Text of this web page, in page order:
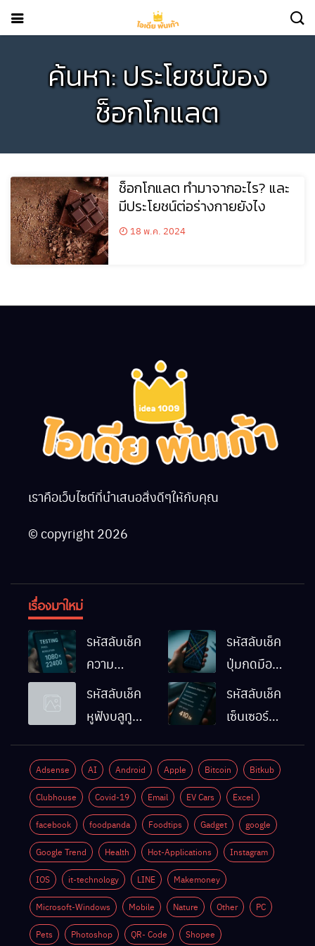
ค้นหา: ประโยชน์ของ
ช็อกโกแลต
ช็อกโกแลต ทำมาจากอะไร? และ
มีประโยชน์ต่อร่างกายยังไง
18 พ.ค. 2024
เราคือเว็บไซต์ที่นำเสนอสิ่งดีๆให้กับคุณ
© copyright 2026
เรื่องมาใหม่
รหัสลับเช็ค
ความ
ละเอียดหน้า
จอมือถือ
รหัสลับเช็ค
ปุ่มกดมือถือ
Android
ทำงานปกติ
รหัสลับเช็ค
หูฟังบลูทูธ
Android
ด้วยตัวเอง
รหัสลับเช็ค
เซ็นเซอร์
Android
ทำงานปกติ
ไหม
Adsense AI Android Apple Bitcoin Bitkub
Clubhouse Covid-19 Email EV Cars Excel
facebook foodpanda Foodtips Gadget google
Google Trend Health Hot-Applications Instagram
IOS it-technology LINE Makemoney
Microsoft-Windows Mobile Nature Other PC
Pets Photoshop QR- Code Shopee